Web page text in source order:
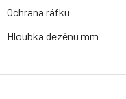
Ochrana ráfku
Hloubka dezénu mm